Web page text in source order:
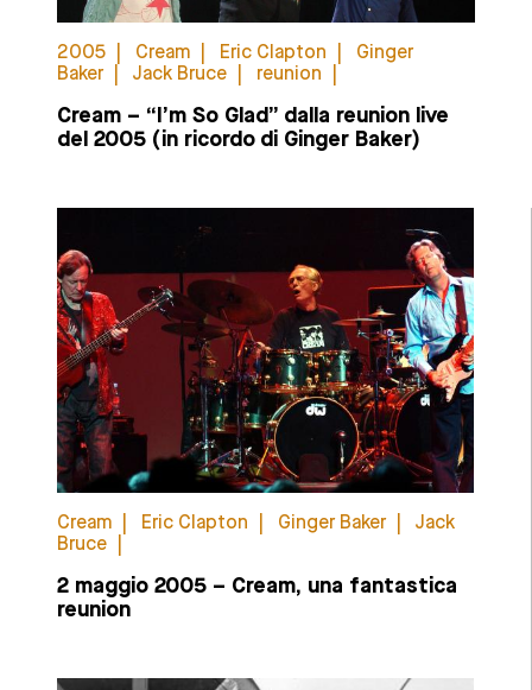
2005 Cream Eric Clapton
Ginger
Baker
Jack Bruce reunion
Cream – “I’m So Glad” dalla reunion live
del 2005 (in ricordo di Ginger Baker)
Cream Eric Clapton Ginger Baker
Jack
Bruce
2 maggio 2005 – Cream, una fantastica
reunion